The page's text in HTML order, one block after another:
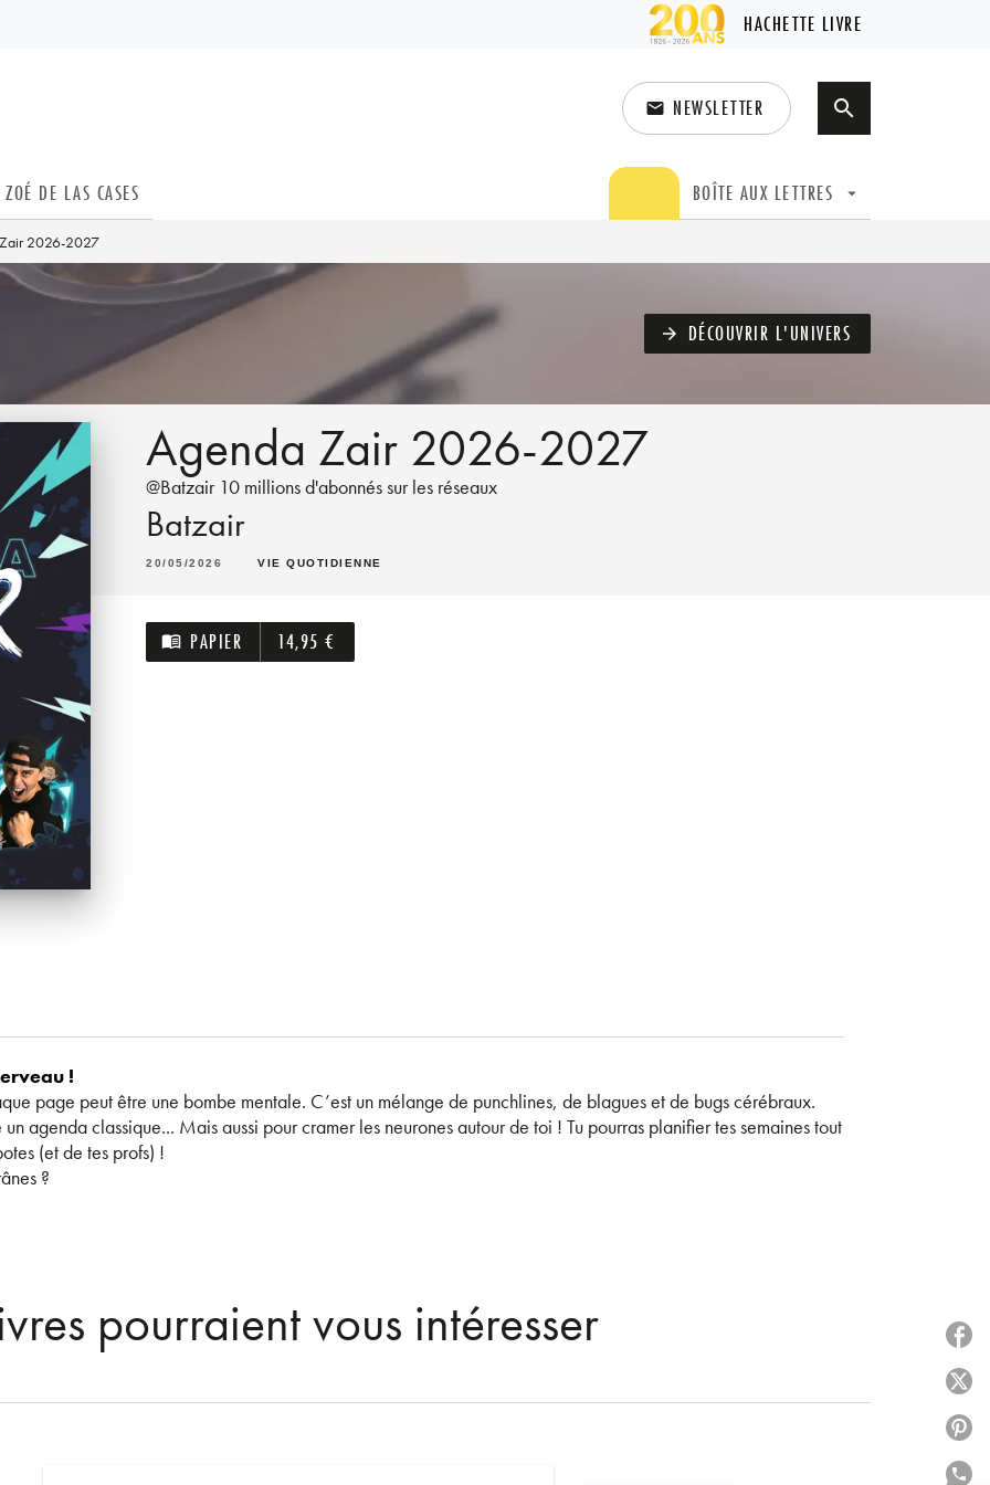
HACHETTE LIVRE
email NEWSLETTER search
ZOÉ DE LAS CASES BOÎTE AUX LETTRES arrow_drop_down
2026-2027
arrow_forward DÉCOUVRIR L'UNIVERS
Agenda Zair 2026-2027
@Batzair 10 millions d'abonnés sur les réseaux
Batzair
20/05/2026 VIE QUOTIDIENNE
menu_book PAPIER 14,95 €
!
page peut être une bombe mentale. C’est un mélange de punchlines, de blagues et de bugs cérébraux.
agenda classique... Mais aussi pour cramer les neurones autour de toi ! Tu pourras planifier tes semaines tout
(et de tes profs) !
?
pourraient vous intéresser